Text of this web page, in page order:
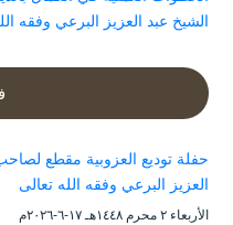
الشيخ عبد العزيز البرعي وفقه
حفلة توديع العزوبية مقطع
العزيز البرعي وفقه الله تعالى
الأربعاء ۲ محرم ۱٤٤۸هـ ۱۷-٦-۲۰۲٦م